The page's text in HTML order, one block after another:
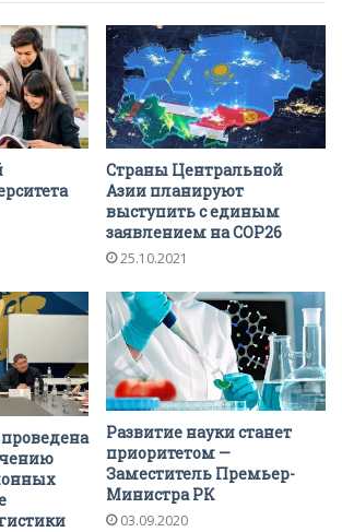
Страны Центральной
Азии планируют
выступить с единым
заявлением на COP26
25.10.2021
Развитие науки станет
приоритетом —
Заместитель Премьер-
Министра РК
03.09.2020